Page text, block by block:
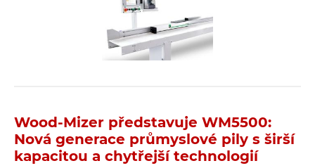
Wood-Mizer představuje WM5500:
Nová generace průmyslové pily s širší
kapacitou a chytřejší technologií